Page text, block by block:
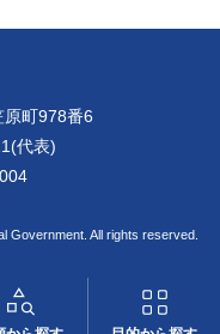
町978番6
代表)
Government. All rights reserved.